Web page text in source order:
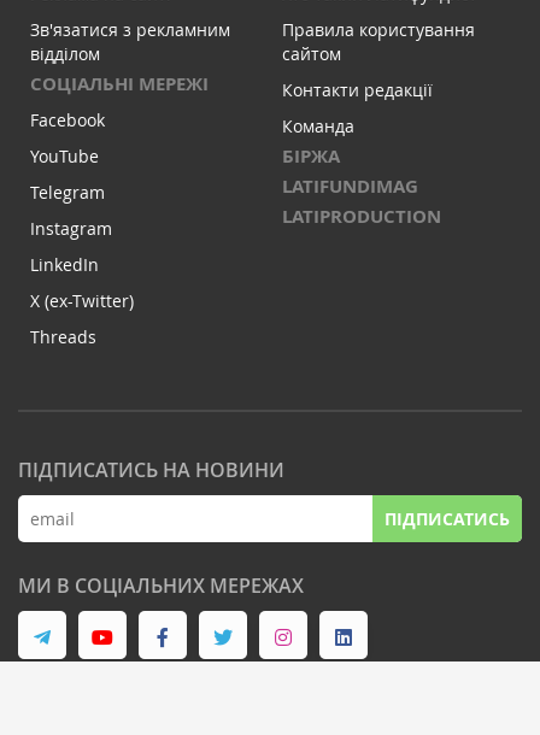
Зв'язатися з рекламним
відділом
СОЦІАЛЬНІ МЕРЕЖІ
Facebook
YouTube
Telegram
Instagram
LinkedIn
X (ex-Twitter)
Threads
Правила користування
сайтом
Контакти редакції
Команда
БІРЖА
LATIFUNDIMAG
LATIPRODUCTION
ПІДПИСАТИСЬ НА НОВИНИ
ПІДПИСАТИСЬ
МИ В СОЦІАЛЬНИХ МЕРЕЖАХ